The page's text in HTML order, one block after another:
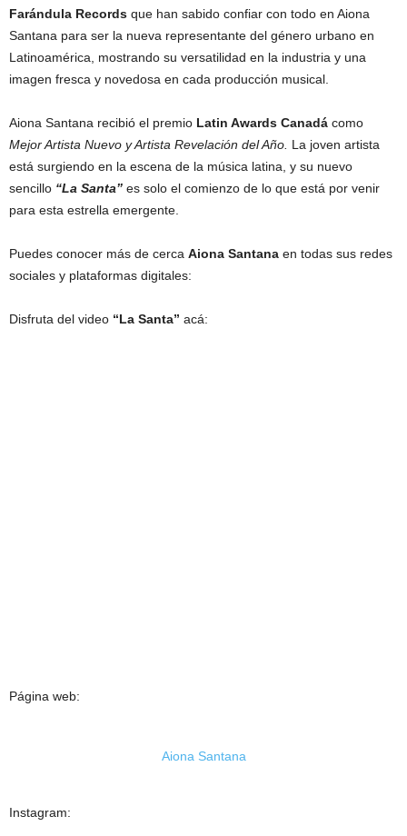
Farándula Records que han sabido confiar con todo en Aiona
Santana para ser la nueva representante del género urbano en
Latinoamérica, mostrando su versatilidad en la industria y una
imagen fresca y novedosa en cada producción musical.
Aiona Santana recibió el premio Latin Awards Canadá como
Mejor Artista Nuevo y Artista Revelación del Año. La joven artista
está surgiendo en la escena de la música latina, y su nuevo
sencillo “La Santa” es solo el comienzo de lo que está por venir
para esta estrella emergente.
Puedes conocer más de cerca Aiona Santana en todas sus redes
sociales y plataformas digitales:
Disfruta del video “La Santa” acá:
Página web:
Aiona Santana
Instagram: